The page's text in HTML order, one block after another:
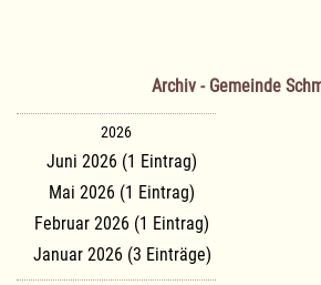
Archiv - Gemeinde
2026
Juni 2026 (1 Eintrag)
Mai 2026 (1 Eintrag)
Februar 2026 (1 Eintrag)
Januar 2026 (3 Einträge)